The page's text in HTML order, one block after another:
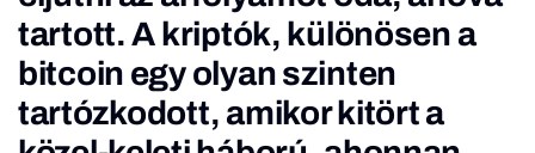
tartott. A kriptók, különösen a
bitcoin egy olyan szinten
tartózkodott, amikor kitört a